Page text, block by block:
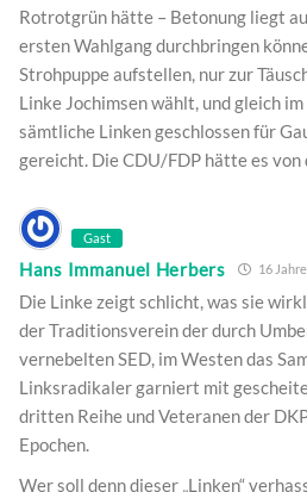
Rotrotgrün hätte – Betonung liegt
ersten Wahlgang durchbringen
Strohpuppe aufstellen, nur zur
Linke Jochimsen wählt, und gleich
sämtliche Linken geschlossen für
gereicht. Die CDU/FDP hätte es von
Gast
Hans Immanuel Herbers 16
Die Linke zeigt schlicht, was sie
der Traditionsverein der durch
vernebelten SED, im Westen das
Linksradikaler garniert mit
dritten Reihe und Veteranen der
Epochen.
Wer soll denn dieser „Linken“